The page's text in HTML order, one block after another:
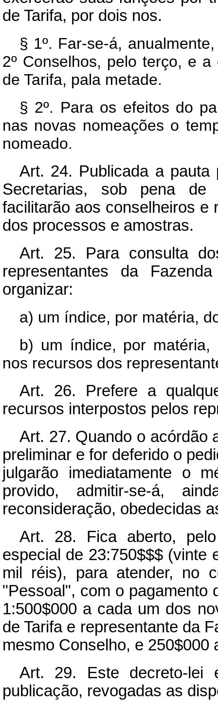
de Tarifa, por dois nos.
§ 1º. Far-se-á,
2º Conselhos, pelo terço, e
de Tarifa, pala metade.
§ 2º. Para os efeitos do
nas novas nomeações o
nomeado.
Art. 24. Publicada a
Secretarias, sob pena de
facilitarão aos conselheiros e
dos processos e amostras.
Art. 25. Para consulta
representantes da
organizar:
a) um índice, por matéria,
b) um índice, por matéria,
nos recursos dos
Art. 26. Prefere a
recursos interpostos pelos
Art. 27. Quando o acórdão
preliminar e for deferido o
julgarão imediatamente o
provido, admitir-se-á,
reconsideração, obedecidas
Art. 28. Fica aberto,
especial de 23:750$$$ (vinte
mil réis), para atender, no
"Pessoal", com o pagamento
1:500$000 a cada um dos
de Tarifa e representante da
mesmo Conselho, e 250$000
Art. 29. Este decreto-lei
publicação, revogadas as